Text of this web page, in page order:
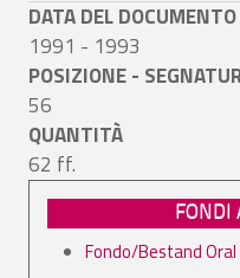
DATA DEL DOCUMENTO
1991 - 1993
POSIZIONE -
56
QUANTITÀ
62 ff.
FONDI
Fondo/Bestand